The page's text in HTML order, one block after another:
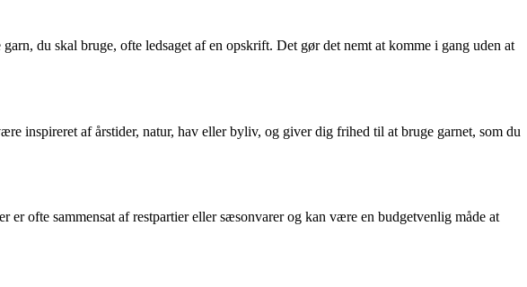
du skal bruge, ofte ledsaget af en opskrift. Det gør det nemt at komme i gang uden at
inspireret af årstider, natur, hav eller byliv, og giver dig frihed til at bruge garnet, som du
ofte sammensat af restpartier eller sæsonvarer og kan være en budgetvenlig måde at